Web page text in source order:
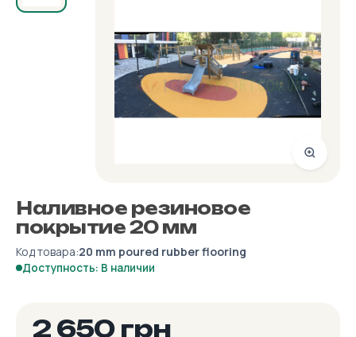
Готові рішення
Наливное резиновое
покрытие 20 мм
Код товара:20 mm poured rubber flooring
Доступность: В наличии
2 650 грн